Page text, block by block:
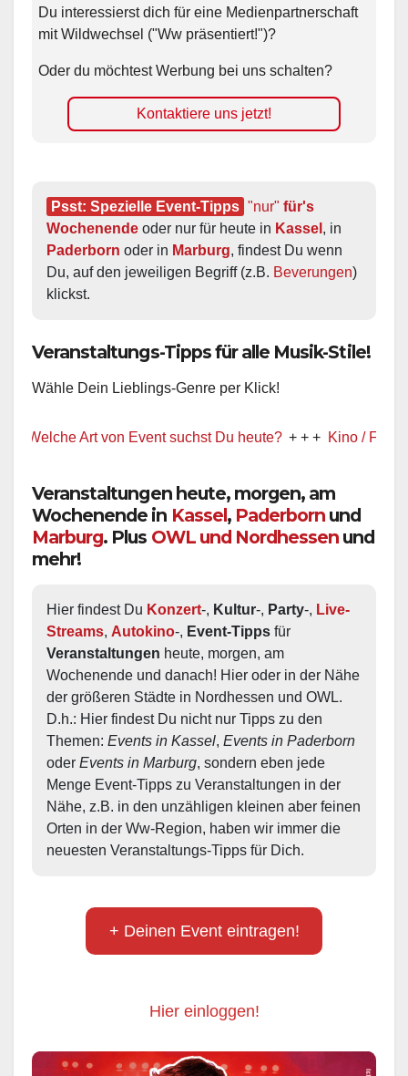
Du interessierst dich für eine Medienpartnerschaft
mit Wildwechsel ("Ww präsentiert!")?
Oder du möchtest Werbung bei uns schalten?
Kontaktiere uns jetzt!
Psst: Spezielle Event-Tipps "nur" für's
Wochenende oder nur für heute in Kassel
Paderborn oder in Marburg, findest Du wenn
Du, auf den jeweiligen Begriff (z.B. Beverungen)
klickst.
Veranstaltungs-Tipps für alle Musik-Stile!
Wähle Dein Lieblings-Genre per Klick!
Art von Event suchst Du heute? + + + Kino / Film + + +
Veranstaltungen heute, morgen, am
Wochenende in Kassel, Paderborn und
Marburg. Plus OWL und Nordhessen und
mehr!
Hier findest Du Konzert-, Kultur-, Party-, Live-
Streams, Autokino-, Event-Tipps
Veranstaltungen heute, morgen, am
Wochenende und danach! Hier oder in der Nähe
der größeren Städte in Nordhessen und OWL.
D.h.: Hier findest Du nicht nur Tipps zu den
Themen: Events in Kassel, Events in Paderborn
oder Events in Marburg, sondern eben jede
Menge Event-Tipps zu Veranstaltungen in der
Nähe, z.B. in den unzähligen kleinen aber feinen
Orten in der Ww-Region, haben wir immer die
neuesten Veranstaltungs-Tipps für Dich.
+ Deinen Event eintragen!
Hier einloggen!